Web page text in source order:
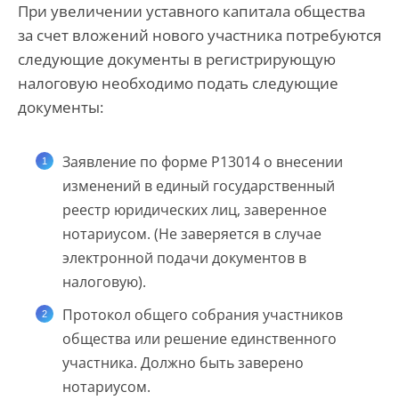
При увеличении уставного капитала общества
за счет вложений нового участника потребуются
следующие документы в регистрирующую
налоговую необходимо подать следующие
документы:
Заявление по форме Р13014 о внесении
изменений в единый государственный
реестр юридических лиц, заверенное
нотариусом. (Не заверяется в случае
электронной подачи документов в
налоговую).
Протокол общего собрания участников
общества или решение единственного
участника. Должно быть заверено
нотариусом.